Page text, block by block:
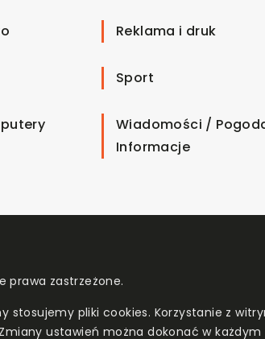
Reklama i druk
Sport
Wiadomości /
Informacje
prawa zastrzeżone.
stosujemy pliki cookies. Korzystanie z
ustawień można dokonać w